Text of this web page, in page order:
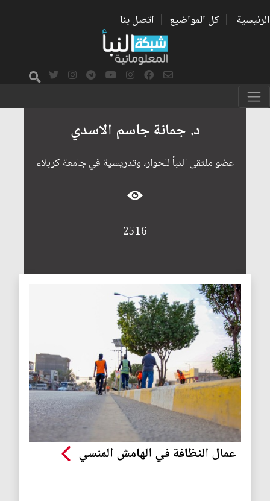
الرئيسية | كل المواضيع | اتصل بنا
د. جمانة جاسم الاسدي
عضو ملتقى النبأ للحوار، وتدريسية في جامعة كربلاء
2516
عمال النظافة في الهامش المنسي